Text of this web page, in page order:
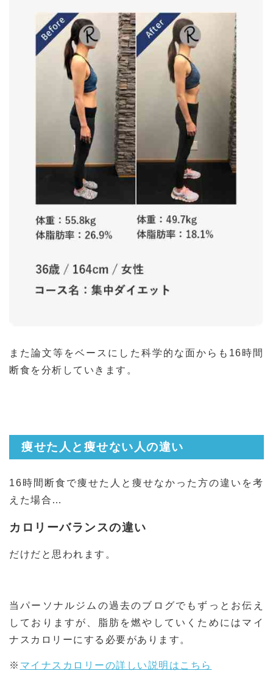
また論文等をベースにした科学的な面からも16時間
断食を分析していきます。
痩せた人と痩せない人の違い
16時間断食で痩せた人と痩せなかった方の違いを考
えた場合…
カロリーバランスの違い
だけだと思われます。
当パーソナルジムの過去のブログでもずっとお伝え
しておりますが、脂肪を燃やしていくためにはマイ
ナスカロリーにする必要があります。
※ マイナスカロリーの詳しい説明はこちら